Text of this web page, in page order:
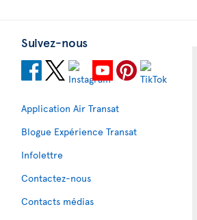
Suivez-nous
Application Air Transat
Blogue Expérience Transat
Infolettre
Contactez-nous
Contacts médias